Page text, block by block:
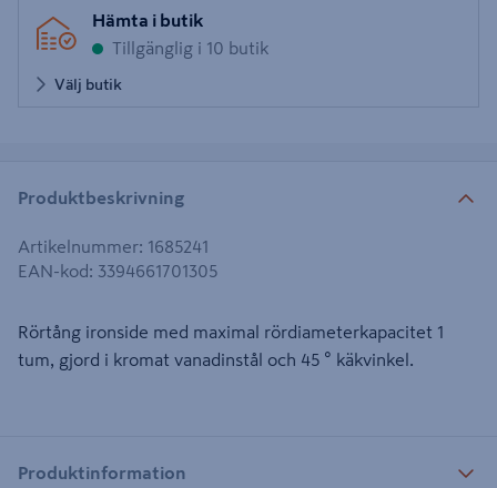
Hämta i butik
Tillgänglig i 10 butik
Välj butik
Produktbeskrivning
Artikelnummer: 1685241
EAN-kod: 3394661701305
Rörtång ironside med maximal rördiameterkapacitet 1
tum, gjord i kromat vanadinstål och 45 ° käkvinkel.
Produktinformation